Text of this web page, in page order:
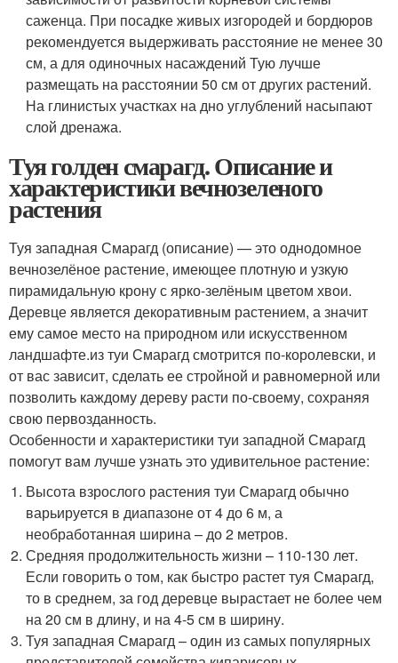
саженца. При посадке живых изгородей и бордюров
рекомендуется выдерживать расстояние не менее 30
см, а для одиночных насаждений Тую лучше
размещать на расстоянии 50 см от других растений.
На глинистых участках на дно углублений насыпают
слой дренажа.
Туя голден смарагд. Описание и
характеристики вечнозеленого
растения
Туя западная Смарагд (описание) — это однодомное
вечнозелёное растение, имеющее плотную и узкую
пирамидальную крону с ярко-зелёным цветом хвои.
Деревце является декоративным растением, а значит
ему самое место на природном или искусственном
ландшафте.из туи Смарагд смотрится по-королевски, и
от вас зависит, сделать ее стройной и равномерной или
позволить каждому дереву расти по-своему, сохраняя
свою первозданность.
Особенности и характеристики туи западной Смарагд
помогут вам лучше узнать это удивительное растение:
Высота взрослого растения туи Смарагд обычно
варьируется в диапазоне от 4 до 6 м, а
необработанная ширина – до 2 метров.
Средняя продолжительность жизни – 110-130 лет.
Если говорить о том, как быстро растет туя Смарагд,
то в среднем, за год деревце вырастает не более чем
на 20 см в длину, и на 4-5 см в ширину.
Туя западная Смарагд – один из самых популярных